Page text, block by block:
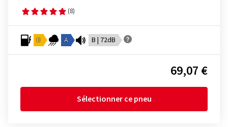
(8)
D A B | 72dB
69,07 €
Sélectionner ce pneu